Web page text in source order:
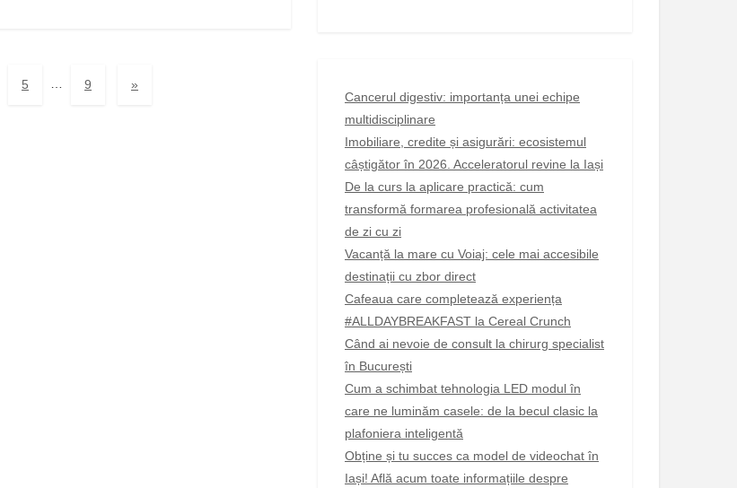
5 9 »
Cancerul digestiv: importanța unei echipe
multidisciplinare
Imobiliare, credite și asigurări: ecosistemul
câștigător în 2026. Acceleratorul revine la Iași
De la curs la aplicare practică: cum
transformă formarea profesională activitatea
de zi cu zi
Vacanță la mare cu Voiaj: cele mai accesibile
destinații cu zbor direct
Cafeaua care completează experiența
#ALLDAYBREAKFAST la Cereal Crunch
Când ai nevoie de consult la chirurg specialist
în București
Cum a schimbat tehnologia LED modul în
care ne luminăm casele: de la becul clasic la
plafoniera inteligentă
Obține și tu succes ca model de videochat în
Iași! Află acum toate informațiile despre